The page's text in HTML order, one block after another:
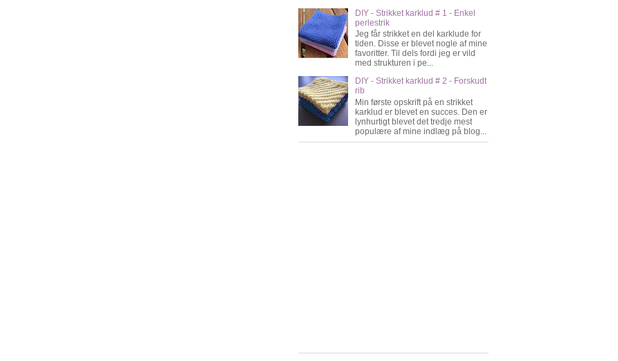
DIY - Strikket karklud # 1 - Enkel
perlestrik
Jeg får strikket en del karklude for
tiden. Disse er blevet nogle af mine
favoritter. Til dels fordi jeg er vild
med strukturen i pe...
DIY - Strikket karklud # 2 - Forskudt
rib
Min første opskrift på en strikket
karklud er blevet en succes. Den er
lynhurtigt blevet det tredje mest
populære af mine indlæg på blog...